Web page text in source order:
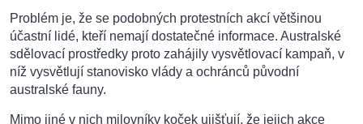
Problém je, že se podobných protestních akcí většinou
účastní lidé, kteří nemají dostatečné informace. Australské
sdělovací prostředky proto zahájily vysvětlovací kampaň, v
níž vysvětlují stanovisko vlády a ochránců původní
australské fauny.
Mimo jiné v nich milovníky koček ujišťují, že jejich akce